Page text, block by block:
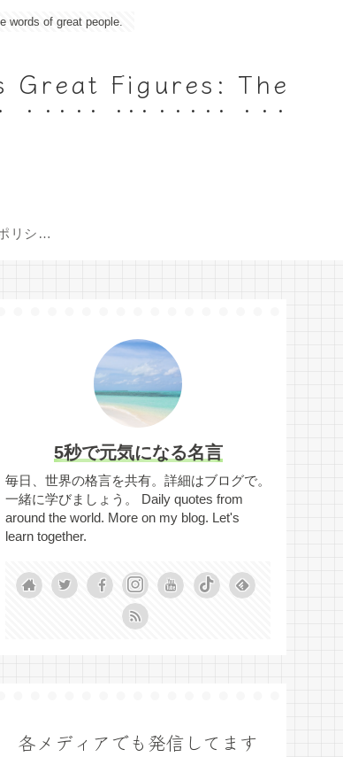
words of great people.
Great Figures: The
リシー
5秒で元気になる名言
毎日、世界の格言を共有。詳細はブログで。
一緒に学びましょう。 Daily quotes from
around the world. More on my blog. Let's
learn together.
各メディアでも発信してます